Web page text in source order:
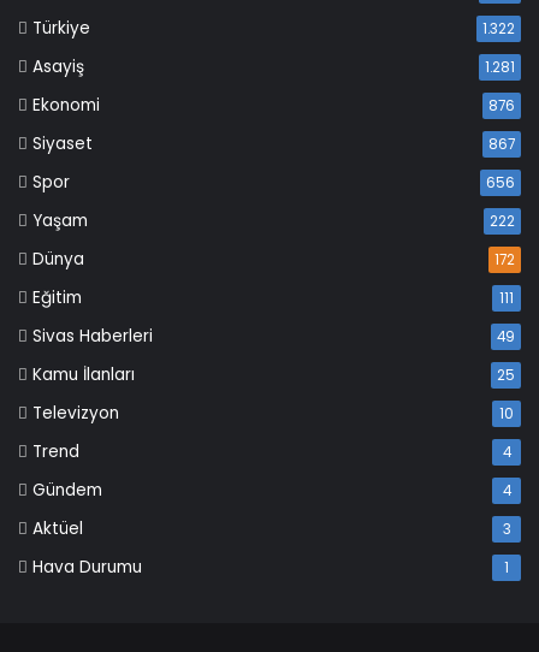
Türkiye 1.322
Asayiş 1.281
Ekonomi 876
Siyaset 867
Spor 656
Yaşam 222
Dünya 172
Eğitim 111
Sivas Haberleri 49
Kamu İlanları 25
Televizyon 10
Trend 4
Gündem 4
Aktüel 3
Hava Durumu 1